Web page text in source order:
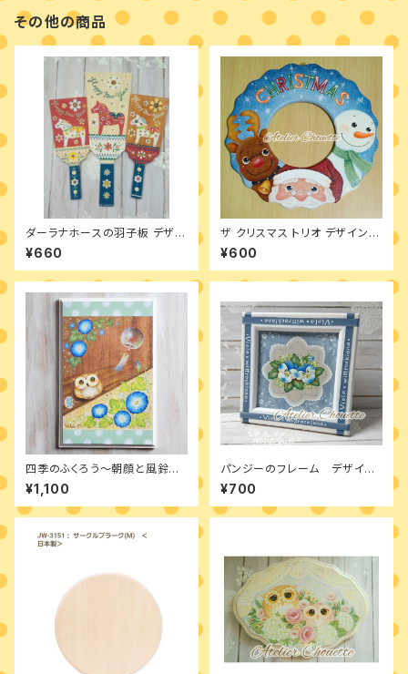
その他の商品
ダーラナホースの羽子板 デザイ
ンパケット
¥660
ザ クリスマス トリオ デザインパ
ケット
¥600
四季のふくろう～朝顔と風鈴
デザインパケット
¥1,100
パンジーのフレーム デザイン
パケット
¥700